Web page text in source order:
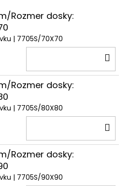
Rozmer dosky:
| 7705S/70X70
Rozmer dosky:
| 7705S/80X80
Rozmer dosky:
| 7705S/90X90